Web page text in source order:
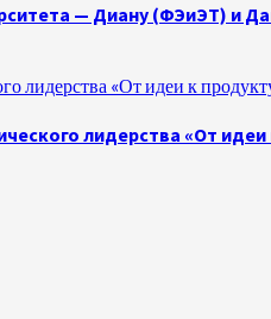
— Диану (ФЭиЭТ)
лидерства «От идеи к
лидерства «От идеи